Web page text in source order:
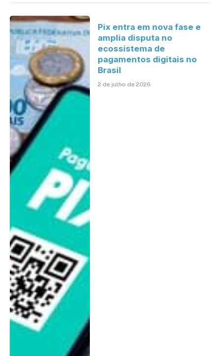
Pix entra em nova fase e
amplia disputa no
ecossistema de
pagamentos digitais no
Brasil
2 de julho de 2026